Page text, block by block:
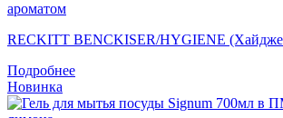
ароматом
RECKITT BENCKISER/HYGIENE
Подробнее
Новинка